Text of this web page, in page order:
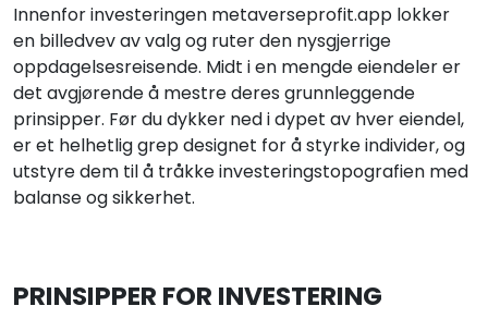
Innenfor investeringen metaverseprofit.app lokker
en billedvev av valg og ruter den nysgjerrige
oppdagelsesreisende. Midt i en mengde eiendeler er
det avgjørende å mestre deres grunnleggende
prinsipper. Før du dykker ned i dypet av hver eiendel,
er et helhetlig grep designet for å styrke individer, og
utstyre dem til å tråkke investeringstopografien med
balanse og sikkerhet.
PRINSIPPER FOR INVESTERING